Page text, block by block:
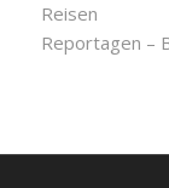
Reisen
Reportagen –